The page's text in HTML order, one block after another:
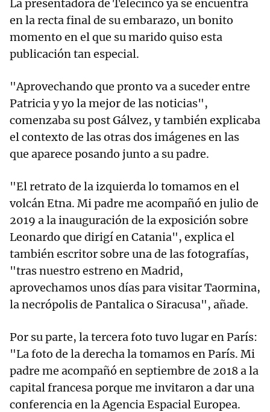
La presentadora de Telecinco ya se encuentra
en la recta final de su embarazo, un bonito
momento en el que su marido quiso esta
publicación tan especial.
"Aprovechando que pronto va a suceder entre
Patricia y yo la mejor de las noticias",
comenzaba su post Gálvez, y también explicaba
el contexto de las otras dos imágenes en las
que aparece posando junto a su padre.
"El retrato de la izquierda lo tomamos en el
volcán Etna. Mi padre me acompañó en julio de
2019 a la inauguración de la exposición sobre
Leonardo que dirigí en Catania", explica el
también escritor sobre una de las fotografías,
"tras nuestro estreno en Madrid,
aprovechamos unos días para visitar Taormina,
la necrópolis de Pantalica o Siracusa", añade.
Por su parte, la tercera foto tuvo lugar en París:
"La foto de la derecha la tomamos en París. Mi
padre me acompañó en septiembre de 2018 a la
capital francesa porque me invitaron a dar una
conferencia en la Agencia Espacial Europea.